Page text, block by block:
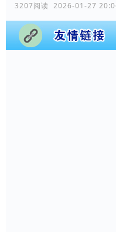
3207阅读 2026-01-27